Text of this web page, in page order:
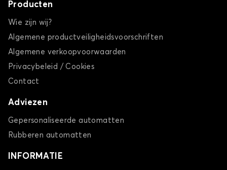
Producten
Wie zijn wij?
Algemene productveiligheidsvoorschriften
Algemene verkoopvoorwaarden
Privacybeleid / Cookies
Contact
Adviezen
Gepersonaliseerde automatten
Rubberen automatten
INFORMATIE